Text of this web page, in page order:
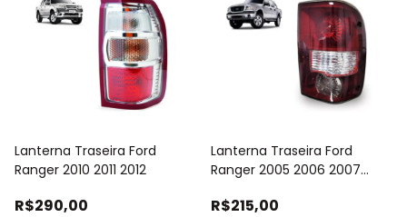
Lanterna Traseira Ford
Ranger 2010 2011 2012
R$290,00
Lanterna Traseira Ford
Ranger 2005 2006 2007
R$215,00